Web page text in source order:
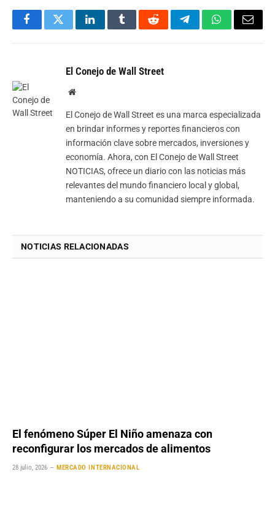
FacebookTwitterLinkedInTumblrRedditTelegramWhatsApp
Email
El Conejo de Wall Street
Website
El Conejo de Wall Street es una marca especializada
en brindar informes y reportes financieros con
información clave sobre mercados, inversiones y
economía. Ahora, con El Conejo de Wall Street
NOTICIAS, ofrece un diario con las noticias más
relevantes del mundo financiero local y global,
manteniendo a su comunidad siempre informada.
NOTICIAS RELACIONADAS
El fenómeno Súper El Niño amenaza con
reconfigurar los mercados de alimentos
28 julio, 2026 MERCADO INTERNACIONAL